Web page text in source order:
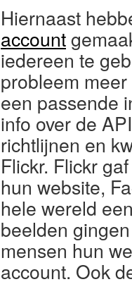
Hiernaast
account
iedereen te
probleem
een passende
info over de
richtlijnen en
Flickr. Flickr
hun website,
hele wereld
beelden
mensen hun
account. Ook